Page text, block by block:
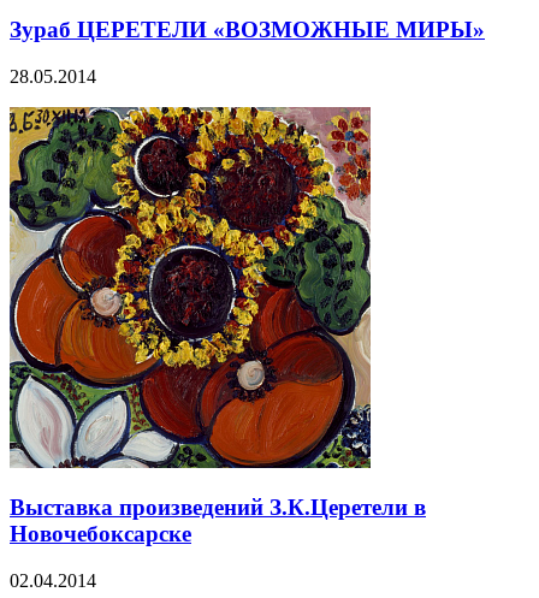
Зураб ЦЕРЕТЕЛИ «ВОЗМОЖНЫЕ МИРЫ»
28.05.2014
Выставка произведений З.К.Церетели в
Новочебоксарске
02.04.2014